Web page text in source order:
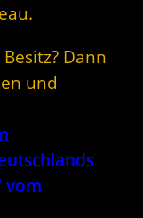
Dann
und
vom